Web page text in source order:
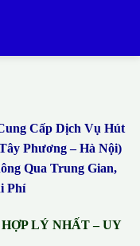
Cấp Dịch Vụ Hút
Phương – Hà Nội)
Qua Trung Gian,
Phí
LÝ NHẤT – UY